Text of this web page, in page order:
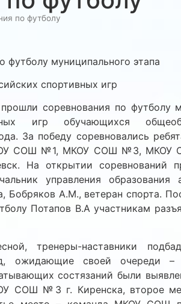
по футболу
футболу муниципального этапа
спортивных игр
соревнования по футболу
игр обучающихся
За победу соревновались
МКОУ СОШ №1, МКОУ СОШ №3,
На открытии соревнований
управления образования
Бобряков А.М., ветеран спорта.
Потапов В.А участникам
тренеры-наставники
ожидающие своей очереди –
состязаний были
СОШ №3 г. Киренска, второе